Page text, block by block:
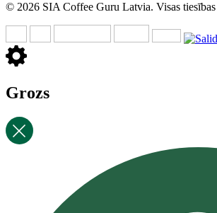
© 2026 SIA Coffee Guru Latvia. Visas tiesības
Grozs